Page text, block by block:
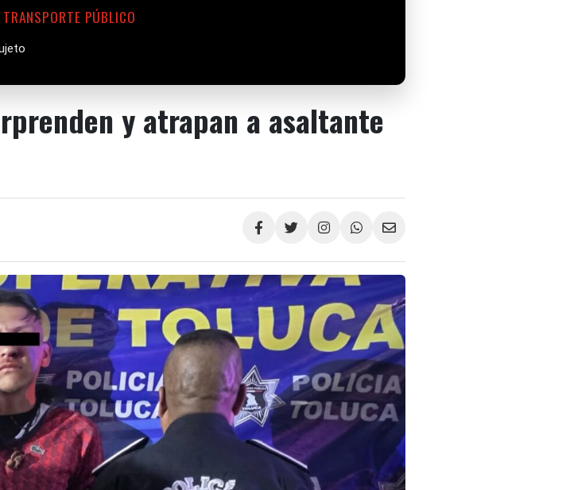
PÚBLICO
y atrapan a asaltante
Compartir